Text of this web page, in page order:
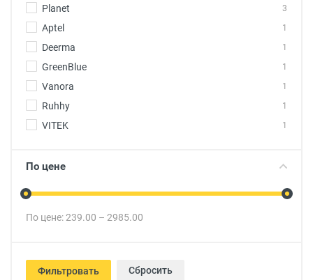
Planet 3
Aptel 1
Deerma 1
GreenBlue 1
Vanora 1
Ruhhy 1
VITEK 1
По цене
По цене:239.00 – 2985.00
Фильтровать Сбросить